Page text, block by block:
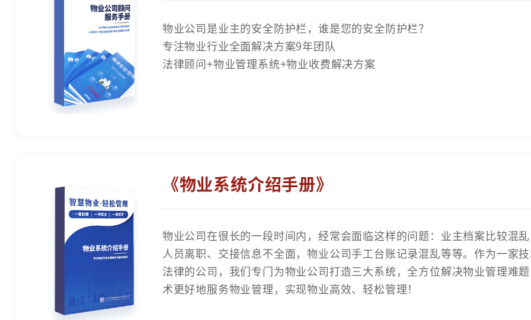
物业公司是业主的安全防护栏，谁是您的安全防护栏？
专注物业行业全面解决方案9年团队
法律顾问+物业管理系统+物业收费解决方案
《物业系统介绍手册》
物业公司在很长的一段时间内，经常会面临这样的问题：业主档案比较混
人员离职、交接信息不全面，物业公司手工台账记录混乱等等。作为一家
法律的公司，我们专门为物业公司打造三大系统，全方位解决物业管理难
术更好地服务物业管理，实现物业高效、轻松管理！